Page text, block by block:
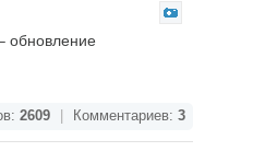
обновление
2609 Комментариев: 3